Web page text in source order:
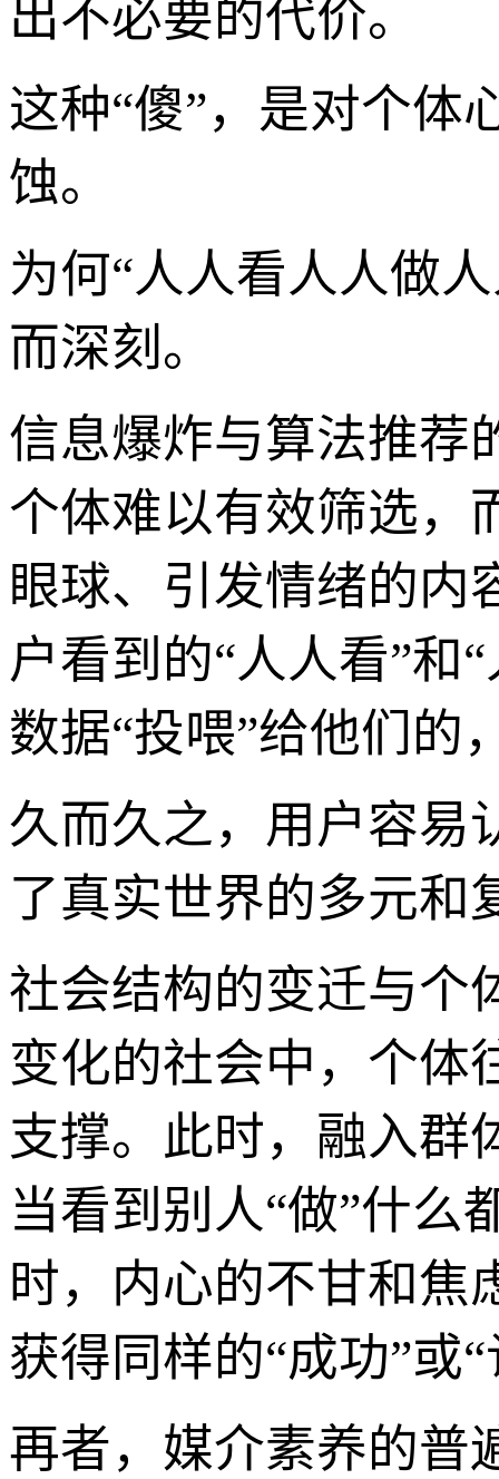
出不必要的代价。
这种“傻”，是对个体
蚀。
为何“人人看人人做
而深刻。
信息爆炸与算法推荐
个体难以有效筛选，
眼球、引发情绪的内
户看到的“人人看”和
数据“投喂”给他们的
久而久之，用户容易
了真实世界的多元和
社会结构的变迁与个
变化的社会中，个体
支撑。此时，融入群
当看到别人“做”什么
时，内心的不甘和焦
获得同样的“成功”或
再者，媒介素养的普